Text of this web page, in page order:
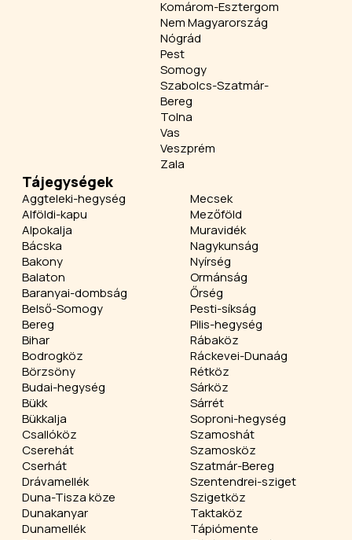
Komárom-Esztergom
Nem Magyarország
Nógrád
Pest
Somogy
Szabolcs-Szatmár-
Bereg
Tolna
Vas
Veszprém
Zala
Tájegységek
Aggteleki-hegység
Alföldi-kapu
Alpokalja
Bácska
Bakony
Balaton
Baranyai-dombság
Belső-Somogy
Bereg
Bihar
Bodrogköz
Börzsöny
Budai-hegység
Bükk
Bükkalja
Csallóköz
Cserehát
Cserhát
Drávamellék
Duna-Tisza köze
Dunakanyar
Dunamellék
Mecsek
Mezőföld
Muravidék
Nagykunság
Nyírség
Ormánság
Őrség
Pesti-síkság
Pilis-hegység
Rábaköz
Ráckevei-Dunaág
Rétköz
Sárköz
Sárrét
Soproni-hegység
Szamoshát
Szamosköz
Szatmár-Bereg
Szentendrei-sziget
Szigetköz
Taktaköz
Tápiómente